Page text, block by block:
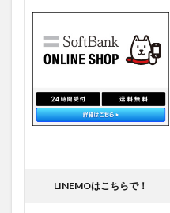
LINEMOはこちらで！